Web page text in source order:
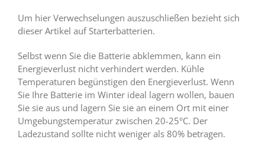
Um hier Verwechselungen auszuschließen bezieht sich
dieser Artikel auf Starterbatterien.
Selbst wenn Sie die Batterie abklemmen, kann ein
Energieverlust nicht verhindert werden. Kühle
Temperaturen begünstigen den Energieverlust. Wenn
Sie Ihre Batterie im Winter ideal lagern wollen, bauen
Sie sie aus und lagern Sie sie an einem Ort mit einer
Umgebungstemperatur zwischen 20-25°C. Der
Ladezustand sollte nicht weniger als 80% betragen.